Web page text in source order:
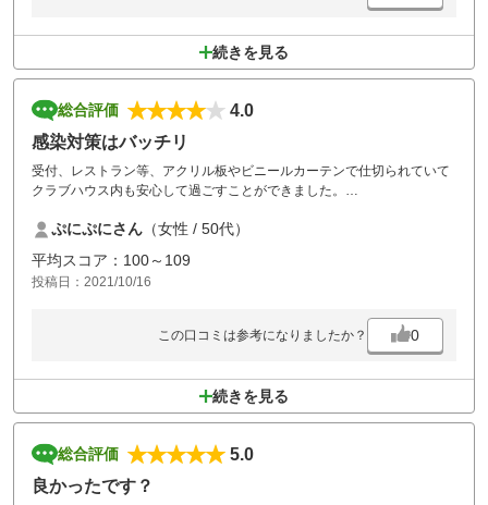
続きを見る
総合評価
4.0
感染対策はバッチリ
受付、レストラン等、アクリル板やビニールカーテンで仕切られていて
クラブハウス内も安心して過ごすことができました。
ぷにぷにさん （女性 / 50代）
平均スコア：100～109
投稿日：2021/10/16
この口コミは参考になりましたか？ 0
続きを見る
総合評価
5.0
良かったです？